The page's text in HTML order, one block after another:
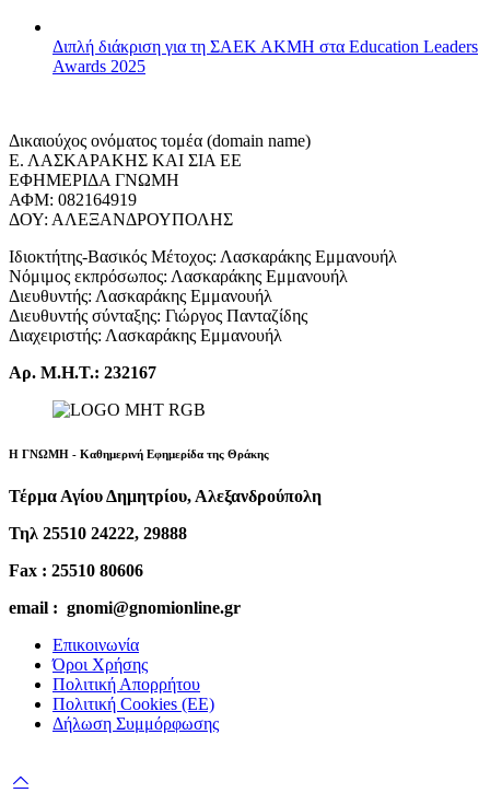
Διπλή διάκριση για τη ΣΑΕΚ ΑΚΜΗ στα Education Leaders
Awards 2025
Δικαιούχος ονόματος τομέα (domain name)
Ε. ΛΑΣΚΑΡΑΚΗΣ ΚΑΙ ΣΙΑ ΕΕ
ΕΦΗΜΕΡΙΔΑ ΓΝΩΜΗ
ΑΦΜ: 082164919
ΔΟΥ: ΑΛΕΞΑΝΔΡΟΥΠΟΛΗΣ
Ιδιοκτήτης-Βασικός Μέτοχος: Λασκαράκης Εμμανουήλ
Νόμιμος εκπρόσωπος: Λασκαράκης Εμμανουήλ
Διευθυντής: Λασκαράκης Εμμανουήλ
Διευθυντής σύνταξης: Γιώργος Πανταζίδης
Διαχειριστής: Λασκαράκης Εμμανουήλ
Αρ. Μ.Η.Τ.: 232167
Η ΓΝΩΜΗ - Καθημερινή Εφημερίδα της Θράκης
Τέρμα Αγίου Δημητρίου, Αλεξανδρούπολη
Τηλ 25510 24222, 29888
Fax : 25510 80606
email : gnomi@gnomionline.gr
Επικοινωνία
Όροι Χρήσης
Πολιτική Απορρήτου
Πολιτική Cookies (ΕΕ)
Δήλωση Συμμόρφωσης